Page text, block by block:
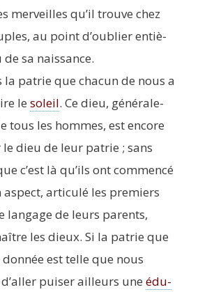
mer­veilles qu’il trouve chez
au point d’oublier entiè­
sa naissance.
la patrie que cha­cun de nous a
le soleil. Ce dieu, géné­ra­le­
tous les hommes, est encore
dieu de leur patrie ; sans
c’est là qu’ils ont com­men­cé
arti­cu­lé les pre­miers
lan­gage de leurs parents,
les dieux. Si la patrie que
est telle que nous
pui­ser ailleurs une édu­